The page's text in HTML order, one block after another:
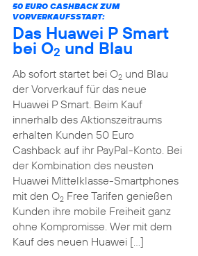
50 EURO CASHBACK ZUM
VORVERKAUFSSTART:
Das Huawei P Smart
bei O2 und Blau
Ab sofort startet bei O2und Blau
der Vorverkauf für das neue
Huawei P Smart. Beim Kauf
innerhalb des Aktionszeitraums
erhalten Kunden 50 Euro
Cashback auf ihr PayPal-Konto. Bei
der Kombination des neusten
Huawei Mittelklasse-Smartphones
mit den O2Free Tarifen genießen
Kunden ihre mobile Freiheit ganz
ohne Kompromisse. Wer mit dem
Kauf des neuen Huawei […]